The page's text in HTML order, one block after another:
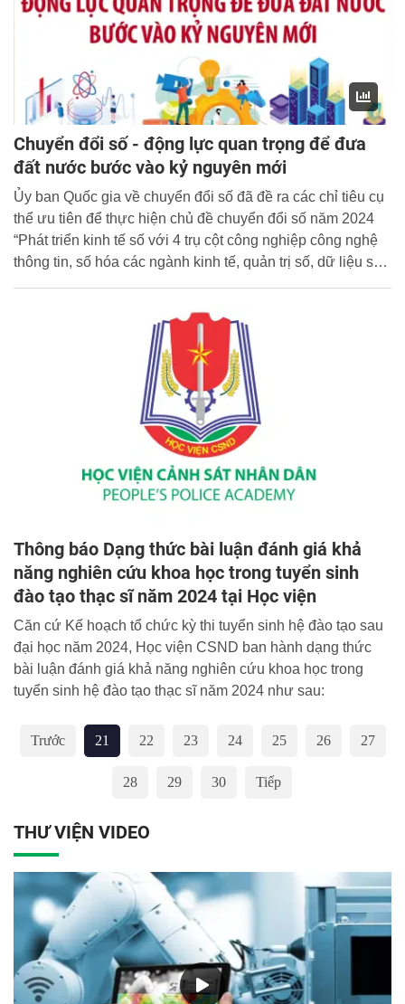
Chuyển đổi số - động lực quan trọng để đưa
đất nước bước vào kỷ nguyên mới
Ủy ban Quốc gia về chuyển đổi số đã đề ra các chỉ tiêu cụ
thể ưu tiên để thực hiện chủ đề chuyển đổi số năm 2024
“Phát triển kinh tế số với 4 trụ cột công nghiệp công nghệ
thông tin, số hóa các ngành kinh tế, quản trị số, dữ liệu số -
Thông báo Dạng thức bài luận đánh giá khả
năng nghiên cứu khoa học trong tuyển sinh
đào tạo thạc sĩ năm 2024 tại Học viện
Căn cứ Kế hoạch tổ chức kỳ thi tuyển sinh hệ đào tạo sau
đại học năm 2024, Học viện CSND ban hành dạng thức
bài luận đánh giá khả năng nghiên cứu khoa học trong
tuyển sinh hệ đào tạo thạc sĩ năm 2024 như sau:
Trước 21 22 23 24 25 26 27
28 29 30 Tiếp
THƯ VIỆN VIDEO